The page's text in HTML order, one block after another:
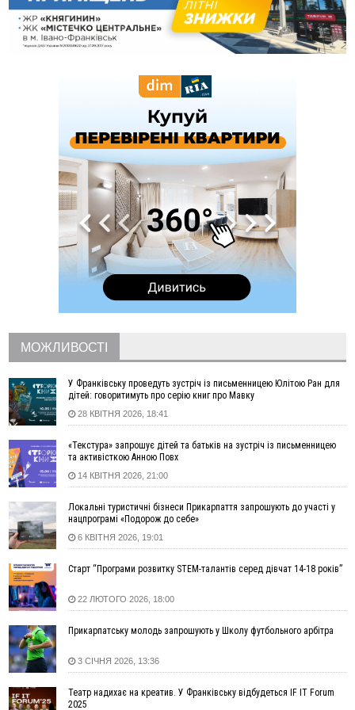
10:49
На Прикарпатті через негоду сталися аварійні вимкнення
світла
За змову на тендері для Долинської лікарні двох
Яремчанський суд виніс вирок чоловіку, який у Буковелі
вкрав із супермаркету пляшку віскі за 8,5 тисяч
В урочищі біля Галича археологи відкопали давньоруську
вагову гирку XII–XIII століть
У Франківську медики провели серію складних операцій
на аорті
07 Серпня
У Богородчанах на "зебрі" водій Audi наїхав на
хлопчика з велосипедом
Загальна площа всіх книгарень України - трохи більше ніж 6
футбольних полів
На "зебрі" у Франківську два мотоциклісти збили жінку
рекордсмен за зростанням цін на житло
16:48
ВІДЕО Де безпечно купатися на Прикарпатті?
організацію «КОД 7'Я», аби підтримувати військових та їхні
сім'ї
15:57
У Коломиї на одній з вулиць встановлять комплекс
автоматичної фіксації швидкості
15:29
Війна забрала життя трьох воїнів з Прикарпаття
15:00
На Закарпатті викрили масштабну схему незаконного
14:31
«Багато питань буде знято». На громадських слуханнях в
Яремче обговорили, як вирішити питання джипінгу в
Карпатах
13:54
5 «тихих» хвороб, які виявляє профілактичне обстеження
13:30
ФОТО
нового руху
12:57
У Франківську зафіксували найбільшу спеку за всю історію
спостережень
12:24
Лікування наркоманії Київ: чому важливо розпочати
терапію якомога раніше
12:00
Франківця, який у Косові викрав за магазину понад 640
МОЖЛИВОСТІ
У Франківську проведуть зустріч із письменницею Юлітою Ран для
дітей: говоритимуть про серію книг про Мавку
28 КВІТНЯ 2026, 18:41
«Текстура» запрошує дітей та батьків на зустріч із письменницею
та активісткою Анною Повх
14 КВІТНЯ 2026, 21:00
Локальні туристичні бізнеси Прикарпаття запрошують до участі у
нацпрограмі «Подорож до себе»
6 КВІТНЯ 2026, 19:01
Старт “Програми розвитку STEM-талантів серед дівчат 14-18 років”
22 ЛЮТОГО 2026, 18:00
Прикарпатську молодь запрошують у Школу футбольного арбітра
3 СІЧНЯ 2026, 13:36
Театр надихає на креатив. У Франківську відбудеться IF IT Forum
2025